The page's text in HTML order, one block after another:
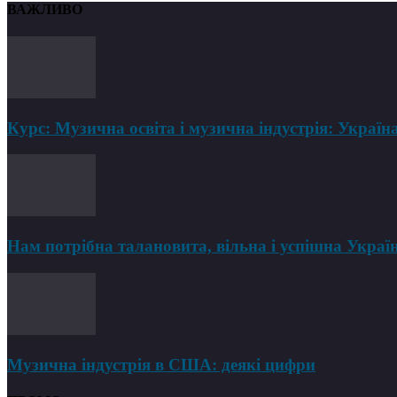
ВАЖЛИВО
Курс: Музична освіта і музична індустрія:
Нам потрібна талановита, вільна і успішна
Музична індустрія в США: деякі цифри